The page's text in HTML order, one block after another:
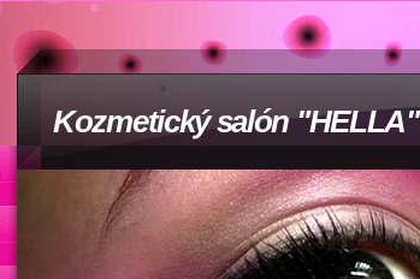
Kozmetický salón "HELLA"